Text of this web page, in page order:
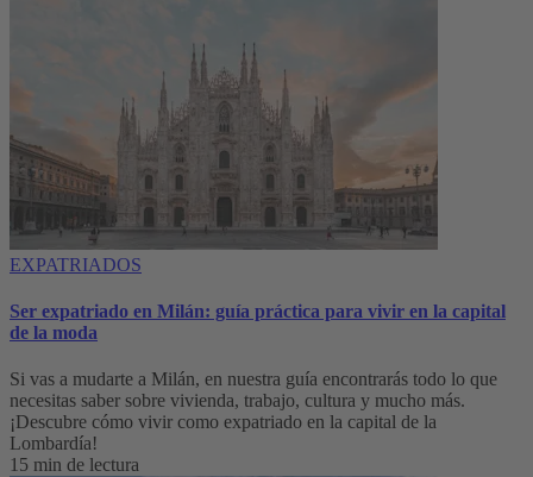
EXPATRIADOS
Ser expatriado en Milán: guía práctica para vivir en la capital
de la moda
Si vas a mudarte a Milán, en nuestra guía encontrarás todo lo que
necesitas saber sobre vivienda, trabajo, cultura y mucho más.
¡Descubre cómo vivir como expatriado en la capital de la
Lombardía!
15 min de lectura